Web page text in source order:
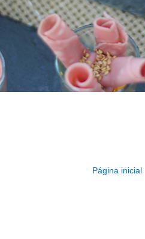
Página inicial